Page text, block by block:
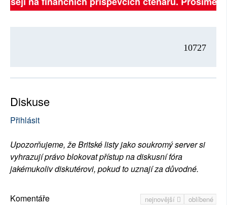
10727
Diskuse
Přihlásit
Upozorňujeme, že Britské listy jako soukromý server si
vyhrazují právo blokovat přístup na diskusní fóra
jakémukoliv diskutérovi, pokud to uznají za důvodné.
nejnovější oblíbené
Komentáře